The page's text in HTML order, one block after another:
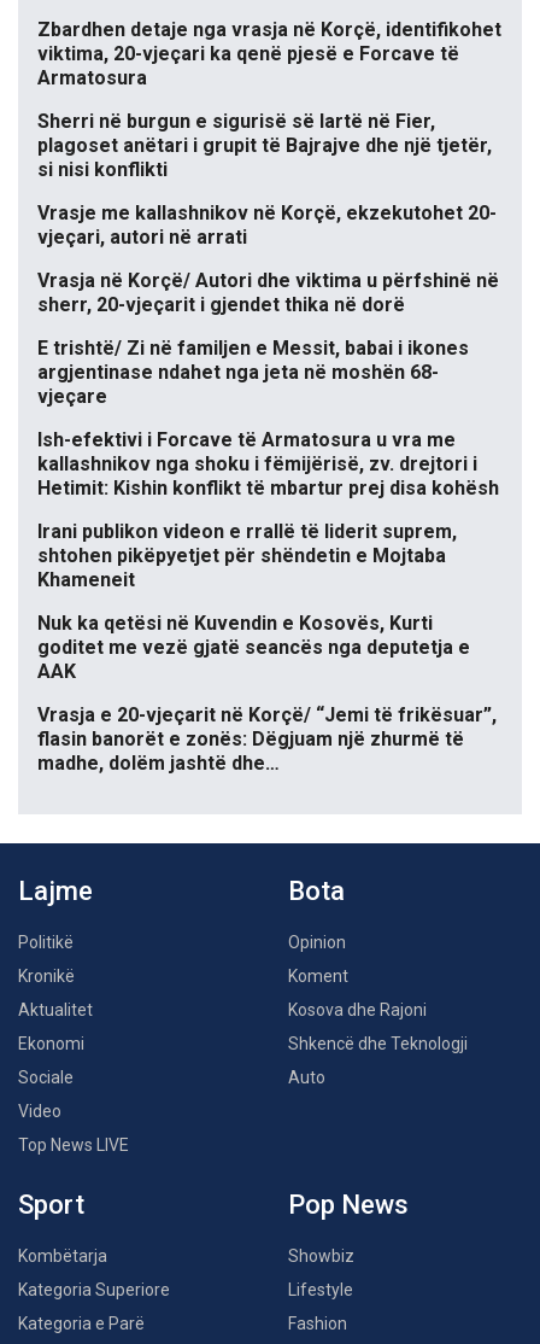
Zbardhen detaje nga vrasja në Korçë, identifikohet
viktima, 20-vjeçari ka qenë pjesë e Forcave të
Armatosura
Sherri në burgun e sigurisë së lartë në Fier,
plagoset anëtari i grupit të Bajrajve dhe një tjetër,
si nisi konflikti
Vrasje me kallashnikov në Korçë, ekzekutohet 20-
vjeçari, autori në arrati
Vrasja në Korçë/ Autori dhe viktima u përfshinë në
sherr, 20-vjeçarit i gjendet thika në dorë
E trishtë/ Zi në familjen e Messit, babai i ikones
argjentinase ndahet nga jeta në moshën 68-
vjeçare
Ish-efektivi i Forcave të Armatosura u vra me
kallashnikov nga shoku i fëmijërisë, zv. drejtori i
Hetimit: Kishin konflikt të mbartur prej disa kohësh
Irani publikon videon e rrallë të liderit suprem,
shtohen pikëpyetjet për shëndetin e Mojtaba
Khameneit
Nuk ka qetësi në Kuvendin e Kosovës, Kurti
goditet me vezë gjatë seancës nga deputetja e
AAK
Vrasja e 20-vjeçarit në Korçë/ “Jemi të frikësuar”,
flasin banorët e zonës: Dëgjuam një zhurmë të
madhe, dolëm jashtë dhe…
Lajme
Politikë
Kronikë
Aktualitet
Ekonomi
Sociale
Video
Top News LIVE
Bota
Opinion
Koment
Kosova dhe Rajoni
Shkencë dhe Teknologji
Auto
Sport
Kombëtarja
Kategoria Superiore
Kategoria e Parë
Pop News
Showbiz
Lifestyle
Fashion